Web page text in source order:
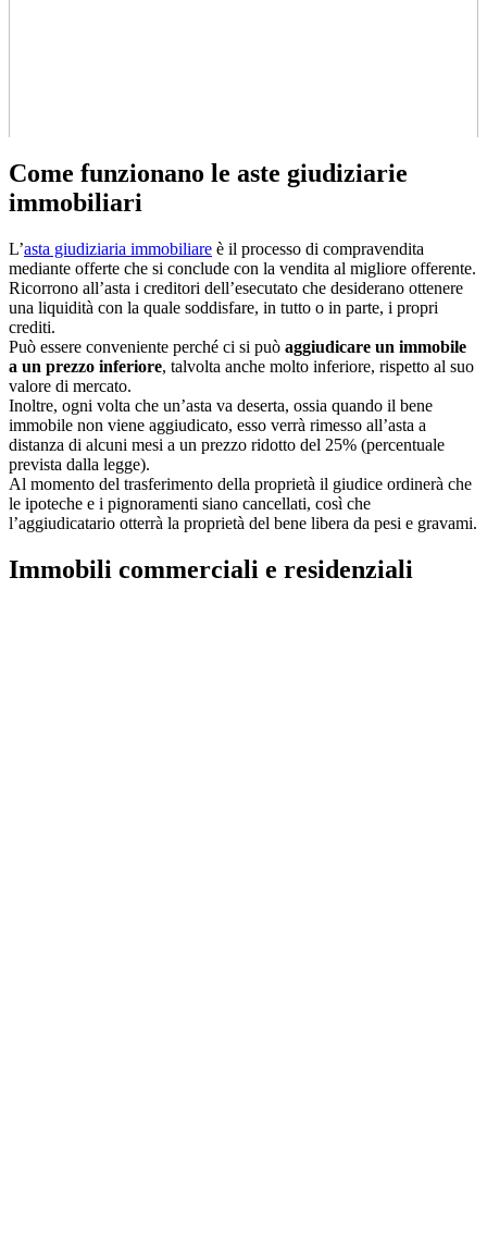
Come funzionano le aste giudiziarie
immobiliari
L’asta giudiziaria immobiliare è il processo di compravendita
mediante offerte che si conclude con la vendita al migliore offerente.
Ricorrono all’asta i creditori dell’esecutato che desiderano ottenere
una liquidità con la quale soddisfare, in tutto o in parte, i propri
crediti.
Può essere conveniente perché ci si può aggiudicare un immobile
a un prezzo inferiore, talvolta anche molto inferiore, rispetto al suo
valore di mercato.
Inoltre, ogni volta che un’asta va deserta, ossia quando il bene
immobile non viene aggiudicato, esso verrà rimesso all’asta a
distanza di alcuni mesi a un prezzo ridotto del 25% (percentuale
prevista dalla legge).
Al momento del trasferimento della proprietà il giudice ordinerà che
le ipoteche e i pignoramenti siano cancellati, così che
l’aggiudicatario otterrà la proprietà del bene libera da pesi e gravami.
Immobili commerciali e residenziali